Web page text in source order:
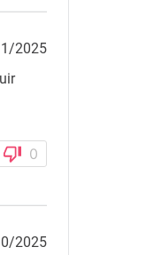
2025
0
2025